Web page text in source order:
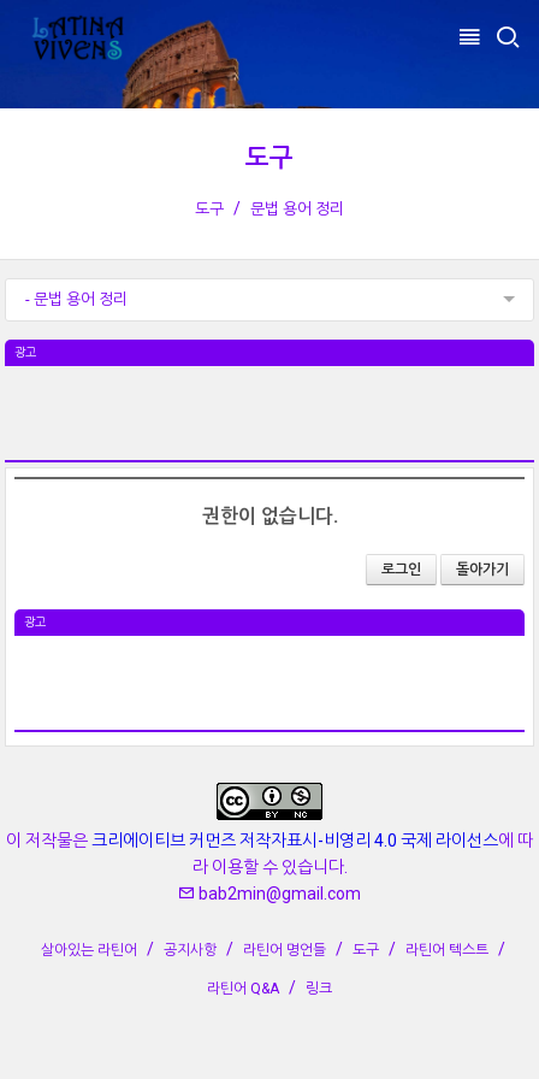
도구
도구 문법 용어 정리
- 문법 용어 정리
광고
권한이 없습니다.
로그인 돌아가기
광고
이 저작물은크리에이티브 커먼즈 저작자표시-비영리 4.0 국제 라이선스에 따
라 이용할 수 있습니다.
bab2min@gmail.com
살아있는 라틴어 공지사항 라틴어 명언들 도구 라틴어 텍스트
라틴어 Q&A 링크